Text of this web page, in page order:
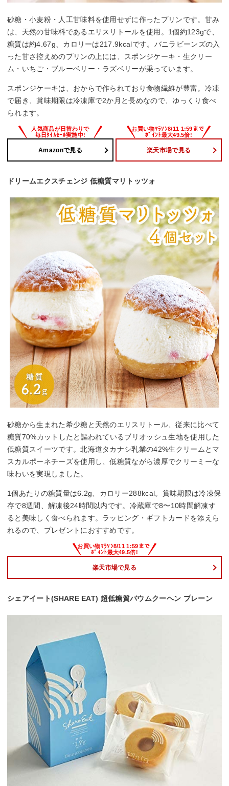
砂糖・小麦粉・人工甘味料を使用せずに作ったプリンです。甘み
は、天然の甘味料であるエリスリトールを使用。1個約123gで、
糖質は約4.67g、カロリーは217.9kcalです。バニラビーンズの入
った甘さ控えめのプリンの上には、スポンジケーキ・生クリー
ム・いちご・ブルーベリー・ラズベリーが乗っています。
スポンジケーキは、おからで作られており食物繊維が豊富。冷凍
で届き、賞味期限は冷凍庫で2か月と長めなので、ゆっくり食べ
られます。
Amazonで見る 楽天市場で見る
ドリームエクスチェンジ 低糖質マリトッツォ
砂糖から生まれた希少糖と天然のエリスリトール、従来に比べて
糖質70%カットしたと謳われているブリオッシュ生地を使用した
低糖質スイーツです。北海道タカナシ乳業の42%生クリームとマ
スカルポーネチーズを使用し、低糖質ながら濃厚でクリーミーな
味わいを実現しました。
1個あたりの糖質量は6.2g、カロリー288kcal。賞味期限は冷凍保
存で8週間、解凍後24時間以内です。冷蔵庫で8〜10時間解凍す
ると美味しく食べられます。ラッピング・ギフトカードを添えら
れるので、プレゼントにおすすめです。
楽天市場で見る
シェアイート(SHARE EAT) 超低糖質バウムクーヘン プレーン